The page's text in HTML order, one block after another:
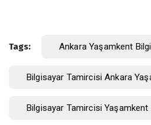
Tags: Ankara Yaşamkent
Bilgisayar Tamircisi Ankara
Bilgisayar Tamircisi Yaşamkent